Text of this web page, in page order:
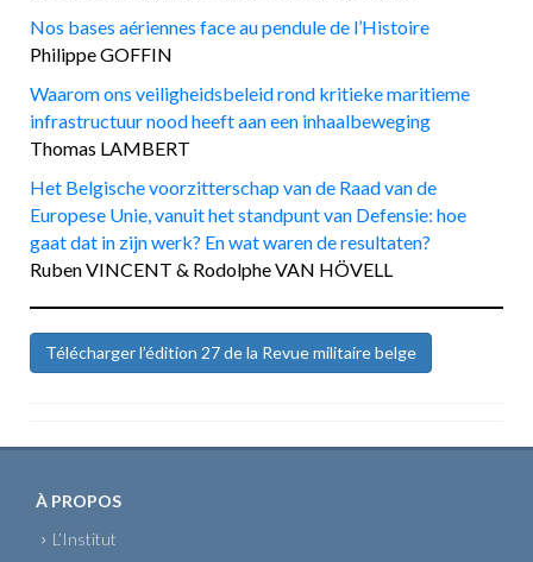
Nos bases aériennes face au pendule de l’Histoire
Philippe GOFFIN
Waarom ons veiligheidsbeleid rond kritieke maritieme
infrastructuur nood heeft aan een inhaalbeweging
Thomas LAMBERT
Het Belgische voorzitterschap van de Raad van de
Europese Unie, vanuit het standpunt van Defensie: hoe
gaat dat in zijn werk? En wat waren de resultaten?
Ruben VINCENT & Rodolphe VAN HÖVELL
Télécharger l’édition 27 de la Revue militaire belge
À PROPOS
L’Institut